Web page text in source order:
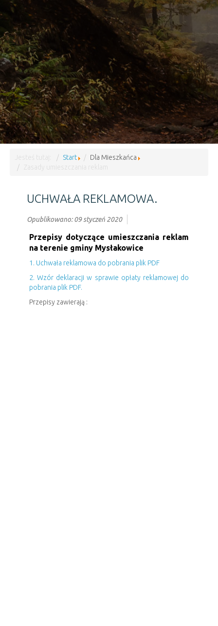
Jesteś tutaj: Start
Dla Mieszkańca
Zasady umieszczania reklam
UCHWAŁA REKLAMOWA.
Opublikowano: 09 styczeń 2020
Przepisy dotyczące umieszczania reklam
na terenie gminy Mysłakowice
1. Uchwała reklamowa do pobrania plik PDF
2. Wzór deklaracji w sprawie opłaty reklamowej do
pobrania plik PDF.
Przepisy zawierają :